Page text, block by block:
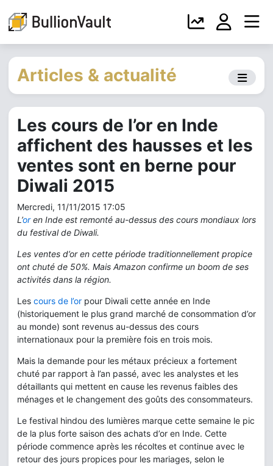
Articles & actualité
Les cours de l’or en Inde
affichent des hausses et les
ventes sont en berne pour
Diwali 2015
Mercredi, 11/11/2015 17:05
L’oren Inde est remonté au-dessus des cours mondiaux lors
du festival de Diwali.
Les ventes d’or en cette période traditionnellement propice
ont chuté de 50%. Mais Amazon confirme un boom de ses
activités dans la région.
Les cours de l’or pour Diwali cette année en Inde
(historiquement le plus grand marché de consommation d’or
au monde) sont revenus au-dessus des cours
internationaux pour la première fois en trois mois.
Mais la demande pour les métaux précieux a fortement
chuté par rapport à l’an passé, avec les analystes et les
détaillants qui mettent en cause les revenus faibles des
ménages et le changement des goûts des consommateurs.
Le festival hindou des lumières marque cette semaine le pic
de la plus forte saison des achats d’or en Inde. Cette
période commence après les récoltes et continue avec le
retour des jours propices pour les mariages, selon le